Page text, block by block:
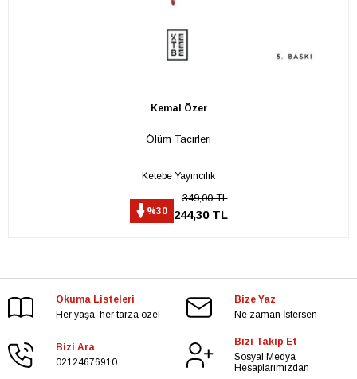
Kemal Özer
Ölüm Tacırlerı
Ketebe Yayıncılık
%30
349,00 TL
244,30 TL
Okuma Listeleri
Her yaşa, her tarza özel
Bize Yaz
Ne zaman İstersen
Bizi Ara
02124676910
Bizi Takip Et
Sosyal Medya
Hesaplarımızdan